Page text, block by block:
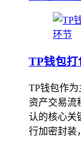
TP钱包打
TP钱包作
资产交易流
认的核心关
行加密封装